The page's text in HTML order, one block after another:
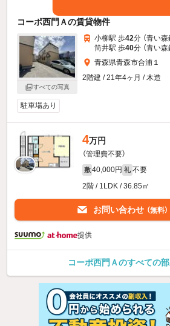
コーポ西門Ａの賃貸物件
すべての写真
小柳駅 歩42分 （青い森
筒井駅 歩40分 （青い森
青森県青森市合浦１
2階建 / 21年4ヶ月 / 木造
駐車場あり
4万円
（管理費不要）
敷 40,000円 礼 不要
2階 / 1LDK / 36.85㎡
お問い合わせ （無料）
提供
コーポ西門Ａのすべての